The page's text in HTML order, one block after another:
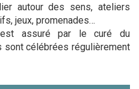
autour des sens, ateliers
jeux, promenades…
assuré par le curé du
sont célébrées régulièrement